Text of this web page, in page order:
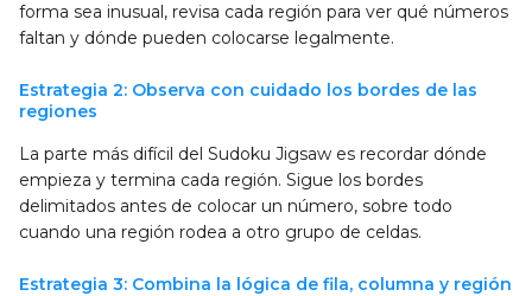
forma sea inusual, revisa cada región para ver qué números
faltan y dónde pueden colocarse legalmente.
Estrategia 2: Observa con cuidado los bordes de las
regiones
La parte más difícil del Sudoku Jigsaw es recordar dónde
empieza y termina cada región. Sigue los bordes
delimitados antes de colocar un número, sobre todo
cuando una región rodea a otro grupo de celdas.
Estrategia 3: Combina la lógica de fila, columna y región